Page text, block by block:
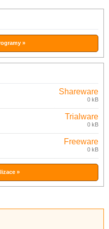
»
Shareware
0 kB
Trialware
0 kB
Freeware
0 kB
»